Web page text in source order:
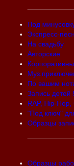
Под
Экспресс-
На свадьбу
Авторские
По вашим
Запись детей
RAP, Hip-
"Под ключ"
Образцы
Образцы